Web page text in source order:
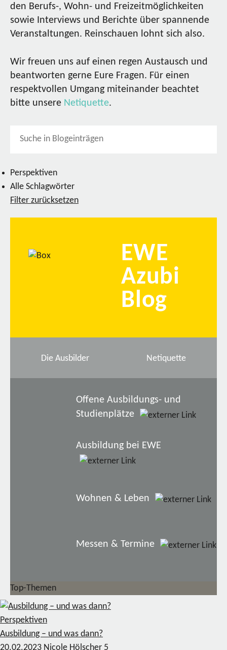
den Berufs-, Wohn- und Freizeitmöglichkeiten
sowie Interviews und Berichte über spannende
Veranstaltungen. Reinschauen lohnt sich also.
Wir freuen uns auf einen regen Austausch und
beantworten gerne Eure Fragen. Für einen
respektvollen Umgang miteinander beachtet
bitte unsere Netiquette.
Perspektiven
Alle Schlagwörter
Filter zurücksetzen
EWE
Azubi
Blog
Die Ausbilder Netiquette
Offene Ausbildungs- und
Studienplätze
Ausbildung bei EWE
Wohnen & Leben
Messen & Termine
Top-Themen
Perspektiven
Ausbildung – und was dann?
20.02.2023 Nicole Hölscher 5